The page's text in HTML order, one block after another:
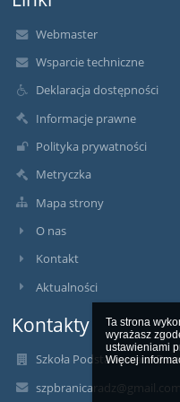
Ta strona
wyrażasz
ustawieniami
Więcej
Webmaster
Wsparcie techniczne
Deklaracja dostępności
Informacje prawne
Polityka prywatności
Metryczka
Mapa strony
O nas
Kontakt
Aktualności
Kontakty
Szkoła Podstawowa w
szpbranicaradz@gmail.com